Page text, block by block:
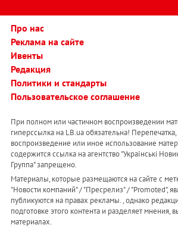
Про нас
Реклама на сайте
Ивенты
Редакция
Политики и стандарты
Пользовательское соглашение
При полном или частичном воспроизведении
гиперссылка на LB.ua обязательна!
воспроизведение или иное использование
содержится ссылка на агентство "Українськi
Группа" запрещено.
Материалы, которые размещаются на сайте с
"Новости компаний" / "Пресрелиз" / "Promoted",
публикуются на правах рекламы. , однако
подготовке этого контента и разделяет мнения,
материалах.